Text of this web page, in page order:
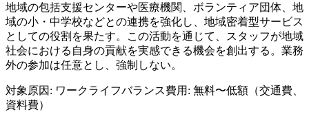
地域の包括支援センターや医療機関、ボランティア団体、地
域の小・中学校などとの連携を強化し、地域密着型サービス
としての役割を果たす。この活動を通じて、スタッフが地域
社会における自身の貢献を実感できる機会を創出する。業務
外の参加は任意とし、強制しない。
対象原因: ワークライフバランス費用: 無料〜低額（交通費、
資料費）